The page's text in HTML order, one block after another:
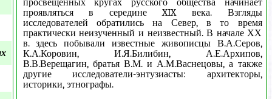
просвещенных кругах русского общества начинает
проявляться в серединеXIXвека. Взгляды
исследователей обратились на Север, в то время
практически неизученный и неизвестный. В начале ХХ
в. здесь побывали известные живописцы В.А.Серов,
К.А.Коровин, И.Я.Билибин, А.Е.Архипов,
В.В.Верещагин, братья В.М. и А.М.Васнецовы, а также
другие исследователи-энтузиасты: архитекторы,
историки, этнографы.